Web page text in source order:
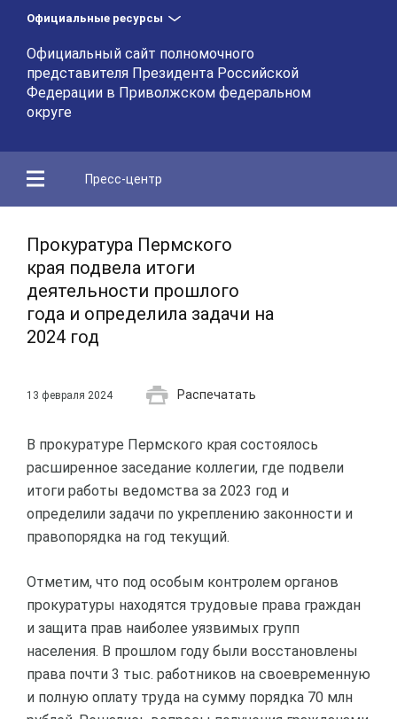
Официальные ресурсы
Официальный сайт полномочного
представителя Президента Российской
Федерации в Приволжском федеральном
округе
Пресс-центр
Прокуратура Пермского
края подвела итоги
деятельности прошлого
года и определила задачи на
2024 год
13 февраля 2024 Распечатать
В прокуратуре Пермского края состоялось
расширенное заседание коллегии, где подвели
итоги работы ведомства за 2023 год и
определили задачи по укреплению законности и
правопорядка на год текущий.
Отметим, что под особым контролем органов
прокуратуры находятся трудовые права граждан
и защита прав наиболее уязвимых групп
населения. В прошлом году были восстановлены
права почти 3 тыс. работников на своевременную
и полную оплату труда на сумму порядка 70 млн